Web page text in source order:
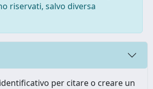
riservati, salvo diversa
per citare o creare un